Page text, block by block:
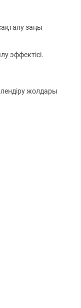
заңы
эффектісі.
жолдары